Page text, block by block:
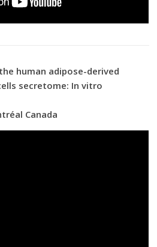
human adipose-derived
secretome: In vitro
Canada